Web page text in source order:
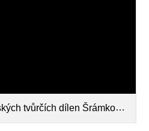
Šrámkovy Sobotky — List page from Classic Sites